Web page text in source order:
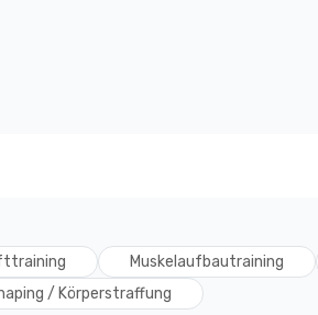
Muskelaufbautraining
/ Körperstraffung